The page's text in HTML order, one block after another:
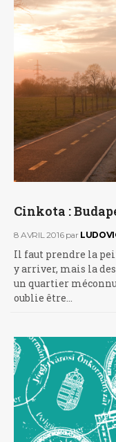
Cinkota :
8 AVRIL 2016 par
Il faut prendre la
y arriver, mais la
un quartier
oublie être…